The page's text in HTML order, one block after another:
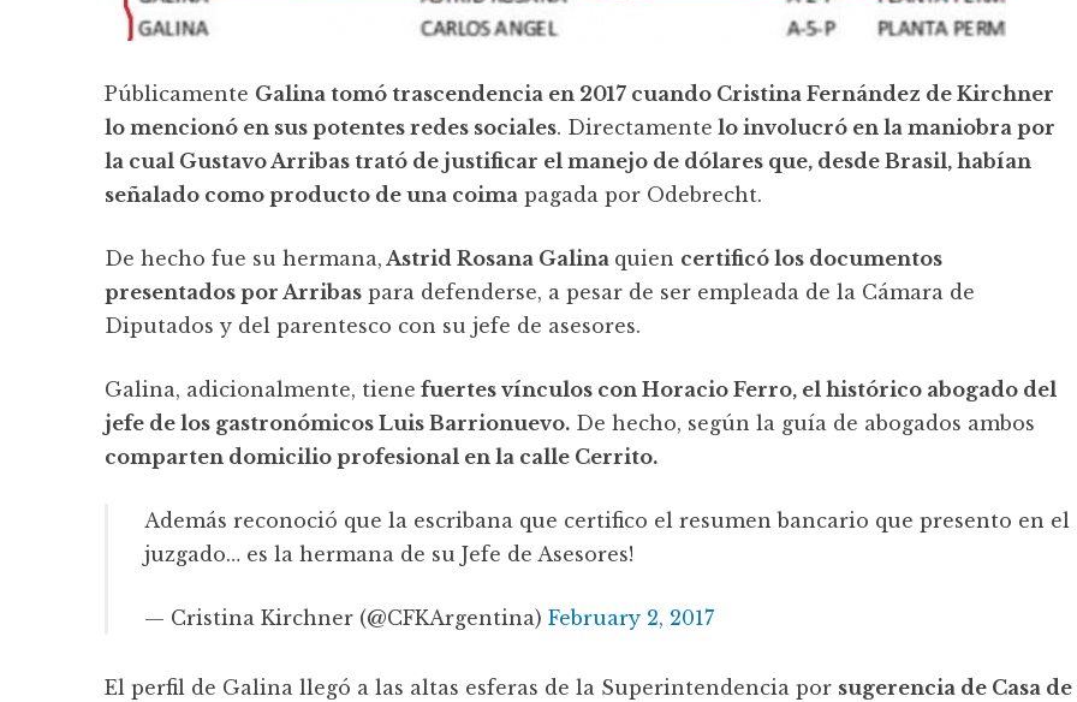
Públicamente Galina tomó trascendencia en 2017 cuando Cristina Fernández de Kirchner
lo mencionó en sus potentes redes sociales. Directamente lo involucró en la maniobra por
la cual Gustavo Arribas trató de justificar el manejo de dólares que, desde Brasil, habían
señalado como producto de una coima pagada por Odebrecht.
De hecho fue su hermana, Astrid Rosana Galina quien certificó los documentos
presentados por Arribas para defenderse, a pesar de ser empleada de la Cámara de
Diputados y del parentesco con su jefe de asesores.
Galina, adicionalmente, tiene fuertes vínculos con Horacio Ferro, el histórico abogado del
jefe de los gastronómicos Luis Barrionuevo. De hecho, según la guía de abogados ambos
comparten domicilio profesional en la calle Cerrito.
Además reconoció que la escribana que certifico el resumen bancario que presento en el
juzgado… es la hermana de su Jefe de Asesores!
— Cristina Kirchner (@CFKArgentina) February 2, 2017
El perfil de Galina llegó a las altas esferas de la Superintendencia por sugerencia de Casa de